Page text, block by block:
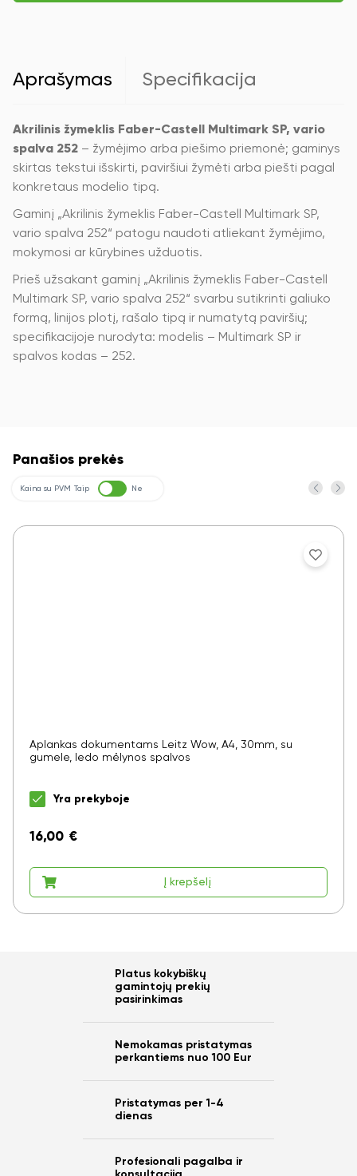
252
Aprašymas Specifikacija
Akrilinis žymeklis Faber-Castell Multimark SP, vario
spalva 252 – žymėjimo arba piešimo priemonė; gaminys
skirtas tekstui išskirti, paviršiui žymėti arba piešti pagal
konkretaus modelio tipą.
Gaminį „Akrilinis žymeklis Faber-Castell Multimark SP,
vario spalva 252“ patogu naudoti atliekant žymėjimo,
mokymosi ar kūrybines užduotis.
Prieš užsakant gaminį „Akrilinis žymeklis Faber-Castell
Multimark SP, vario spalva 252“ svarbu sutikrinti galiuko
formą, linijos plotį, rašalo tipą ir numatytą paviršių;
specifikacijoje nurodyta: modelis – Multimark SP ir
spalvos kodas – 252.
Panašios prekės
Kaina su PVM Taip Ne
Aplankas dokumentams Leitz Wow, A4, 30mm, su
gumele, ledo mėlynos spalvos
Yra prekyboje
16,00 €
Į krepšelį
Platus kokybiškų
gamintojų prekių
pasirinkimas
Nemokamas pristatymas
perkantiems nuo 100 Eur
Pristatymas per 1-4
dienas
Profesionali pagalba ir